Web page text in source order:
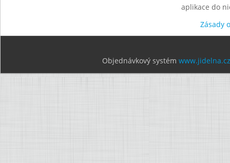
aplikace do
Zásady
Objednávkový systém www.jidelna.cz